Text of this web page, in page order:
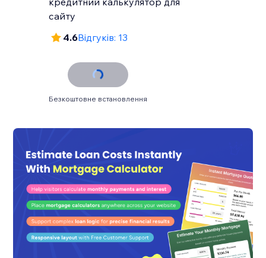
сайту
4.6Відгуків: 13
Безкоштовне встановлення